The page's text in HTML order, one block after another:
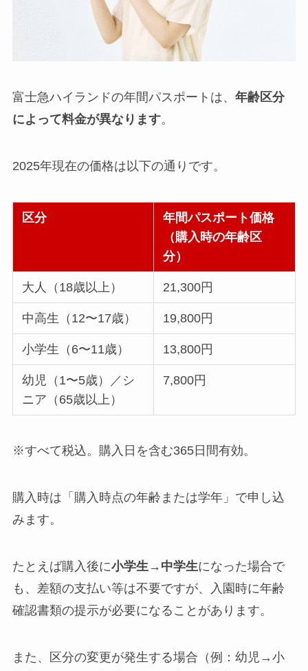
富士急ハイランドの年間パスポートは、 年齢区分
によって料金が異なります。
2025年現在の価格は以下の通りです。
区分
年間パスポート価格
（購入時の年齢区
分）
大人（18歳以上） 21,300円
中高生（12〜17歳） 19,800円
小学生（6〜11歳） 13,800円
幼児（1〜5歳）／シ
ニア（65歳以上）
7,800円
※すべて税込。購入日を含む365日間有効。
購入時は「購入時点の年齢または学年」で申し込
みます。
たとえば購入後に小学生→中学生になった場合で
も、差額の支払い等は不要ですが、入園時に年齢
確認書類の提示が必要になることがあります。
また、区分の変更が発生する場合（例：幼児→小